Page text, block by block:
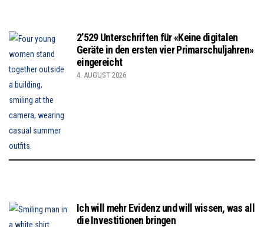
2’529 Unterschriften für «Keine digitalen
Geräte in den ersten vier Primarschuljahren»
eingereicht
4. AUGUST 2026
Ich will mehr Evidenz und will wissen, was all
die Investitionen bringen